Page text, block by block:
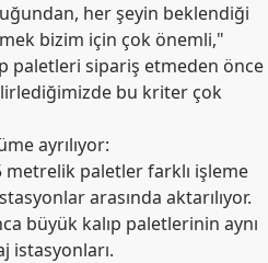
her şeyin beklendiği
bizim için çok önemli,"
paletleri sipariş etmeden önce
bu kriter çok
ayrılıyor:
metrelik paletler farklı işleme
arasında aktarılıyor.
büyük kalıp paletlerinin aynı
istasyonları.